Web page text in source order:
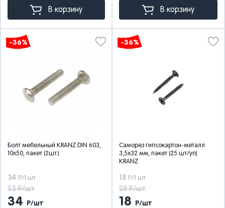
В корзину В корзину
-36%
Болт мебельный KRANZ DIN 603,
10х50, пакет (2шт.)
34 Р/1 шт
53 Р/шт
34 Р/шт
-36%
Саморез гипсокартон-металл
3,5х32 мм, пакет (25 шт/уп)
KRANZ
18 Р/1 шт
28 Р/шт
18 Р/шт